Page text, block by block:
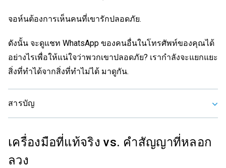
จอห์นต้องการเห็นคนที่เขารักปลอดภัย.
ดังนั้น จะดูแชท WhatsApp ของคนอื่นในโทรศัพท์ของคุณได้
อย่างไรเพื่อให้แน่ใจว่าพวกเขาปลอดภัย? เรากำลังจะแยกแยะ
สิ่งที่ทำได้จากสิ่งที่ทำไม่ได้ มาดูกัน.
สารบัญ
เครื่องมือที่แท้จริง vs. คำสัญญาที่หลอก
ลวง